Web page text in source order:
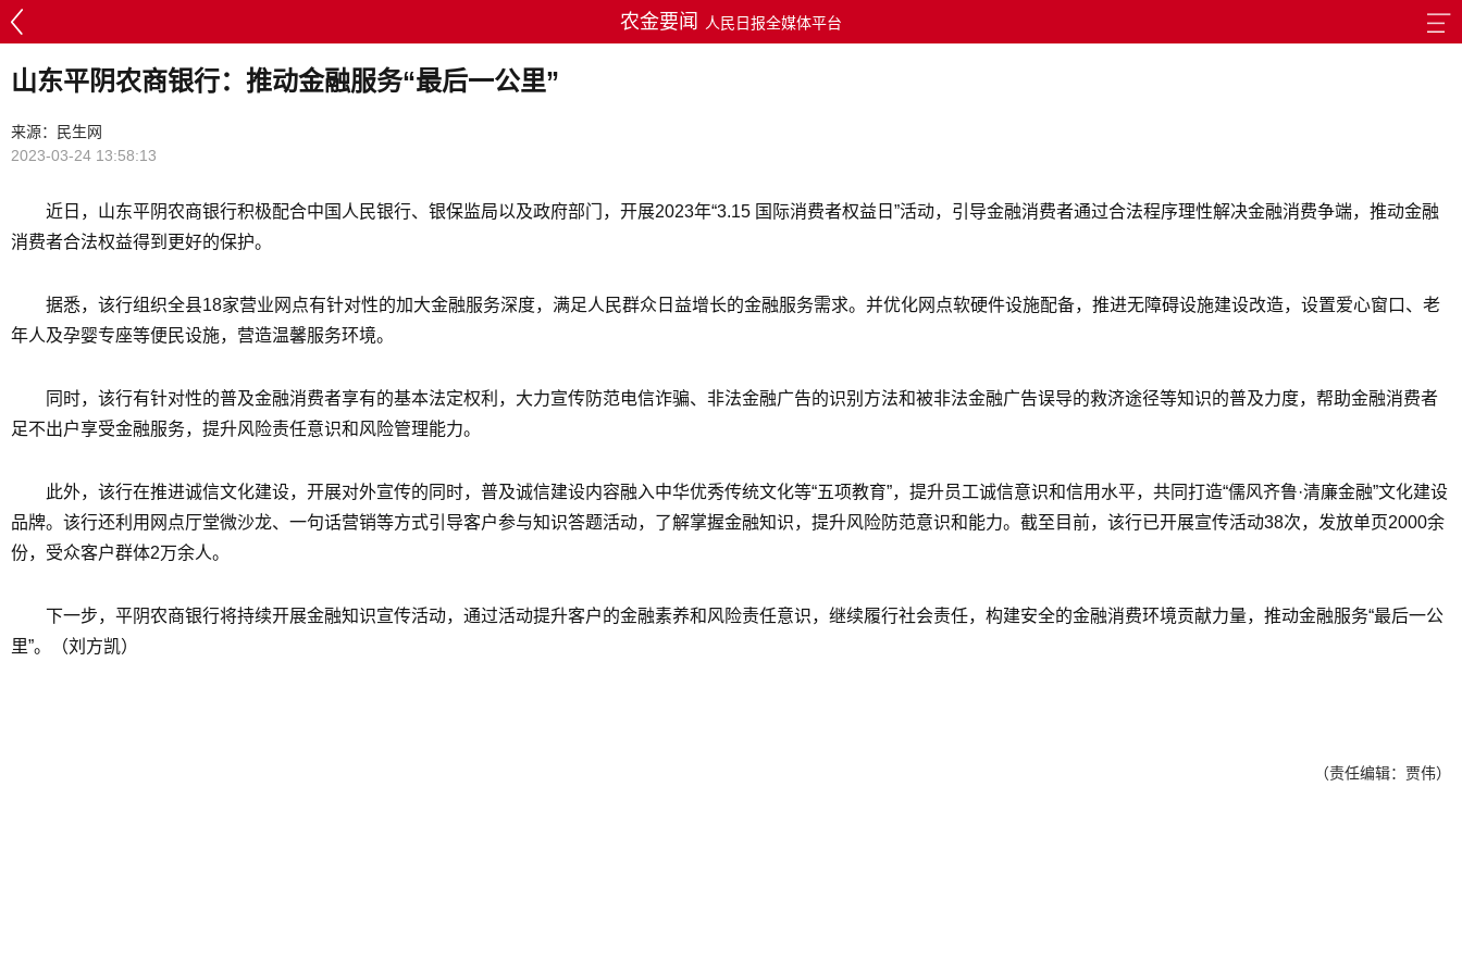
农金要闻 人民日报全媒体平台
山东平阴农商银行：推动金融服务“最后一公里”
来源：民生网
2023-03-24 13:58:13
近日，山东平阴农商银行积极配合中国人民银行、银保监局以及政府部门，开展2023年“3.15 国际消费者权益日”活动，引导金融消费者通过合法程序理性解决金融消费争端，推动金融
消费者合法权益得到更好的保护。
据悉，该行组织全县18家营业网点有针对性的加大金融服务深度，满足人民群众日益增长的金融服务需求。并优化网点软硬件设施配备，推进无障碍设施建设改造，设置爱心窗口、老
年人及孕婴专座等便民设施，营造温馨服务环境。
同时，该行有针对性的普及金融消费者享有的基本法定权利，大力宣传防范电信诈骗、非法金融广告的识别方法和被非法金融广告误导的救济途径等知识的普及力度，帮助金融消费者
足不出户享受金融服务，提升风险责任意识和风险管理能力。
此外，该行在推进诚信文化建设，开展对外宣传的同时，普及诚信建设内容融入中华优秀传统文化等“五项教育”，提升员工诚信意识和信用水平，共同打造“儒风齐鲁·清廉金融”文化建设
品牌。该行还利用网点厅堂微沙龙、一句话营销等方式引导客户参与知识答题活动，了解掌握金融知识，提升风险防范意识和能力。截至目前，该行已开展宣传活动38次，发放单页2000余
份，受众客户群体2万余人。
下一步，平阴农商银行将持续开展金融知识宣传活动，通过活动提升客户的金融素养和风险责任意识，继续履行社会责任，构建安全的金融消费环境贡献力量，推动金融服务“最后一公
里”。（刘方凯）
（责任编辑：贾伟）